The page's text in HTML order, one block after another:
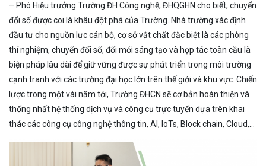
– Phó Hiệu trưởng Trường ĐH Công nghệ, ĐHQGHN cho biết, chuyển
đổi số được coi là khâu đột phá của Trường. Nhà trường xác định
đầu tư cho nguồn lực cán bộ, cơ sở vật chất đặc biệt là các phòng
thí nghiệm, chuyển đổi số, đổi mới sáng tạo và hợp tác toàn cầu là
biện pháp lâu dài để giữ vững được sự phát triển trong môi trường
cạnh tranh với các trường đại học lớn trên thế giới và khu vực. Chiến
lược trong một vài năm tới, Trường ĐHCN sẽ cơ bản hoàn thiện và
thống nhất hệ thống dịch vụ và công cụ trực tuyến dựa trên khai
thác các công cụ công nghệ thông tin, AI, IoTs, Block chain, Cloud,…